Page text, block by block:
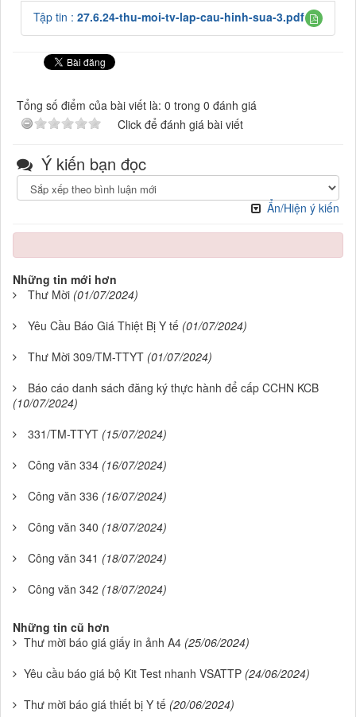
Tập tin : 27.6.24-thu-moi-tv-lap-cau-hinh-sua-3.pdf
Tổng số điểm của bài viết là: 0 trong 0 đánh giá
Click để đánh giá bài viết
Ý kiến bạn đọc
Ẩn/Hiện ý kiến
Những tin mới hơn
Thư Mời (01/07/2024)
Yêu Cầu Báo Giá Thiệt Bị Y tế (01/07/2024)
Thư Mời 309/TM-TTYT (01/07/2024)
Báo cáo danh sách đăng ký thực hành để cấp CCHN KCB
(10/07/2024)
331/TM-TTYT (15/07/2024)
Công văn 334 (16/07/2024)
Công văn 336 (16/07/2024)
Công văn 340 (18/07/2024)
Công văn 341 (18/07/2024)
Công văn 342 (18/07/2024)
Những tin cũ hơn
Thư mời báo giá giấy in ảnh A4 (25/06/2024)
Yêu cầu báo giá bộ Kit Test nhanh VSATTP (24/06/2024)
Thư mời báo giá thiết bị Y tế (20/06/2024)